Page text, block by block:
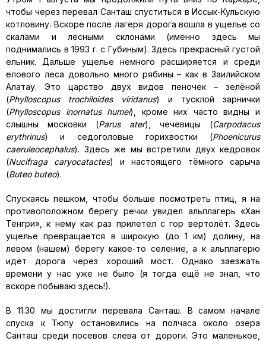
чтобы через перевал Санташ спуститься в Иссык-Кульскую
котловину. Вскоре после лагеря дорога вошла в ущелье со
скалами и лесными склонами (именно здесь мы
поднимались в 1993 г. с Губиным). Здесь прекрасный густой
ельник. Дальше ущелье немного расширяется и среди
елового леса довольно много рябины – как в Заилийском
Алатау. Это царство двух видов пеночек – зелёной
(Phylloscopus trochiloides viridanus) и тусклой зарнички
(Phylloscopus inornatus humei), кроме них часто видны и
слышны московки (Parus ater), чечевицы (Carpodacus
erythrinus) и седоголовые горихвостки (Phoenicurus
caeruleocephalus). Здесь же мы встретили двух кедровок
(Nucifraga caryocatactes) и настоящего тёмного сарыча
(Buteo buteo).
Спускаясь пешком, чтобы больше посмотреть птиц, я на
противоположном берегу речки увидел альплагерь «Хан
Тенгри», к нему как раз прилетел с гор вертолёт. Здесь
ущелье превращается в широкую (до 1 км) долину, на
левом (нашем) берегу какое-то селение, а к альплагерю
идёт дорога через хороший мост. Однако заезжать
времени у нас уже не было (я тогда ещё не знал, что
вскоре побываю здесь!).
В 11.30 мы достигли перевала Санташ. В самом начале
спуска к Тюпу остановились на полчаса около озера
Санташ среди посевов слева от дороги. Это маленькое,